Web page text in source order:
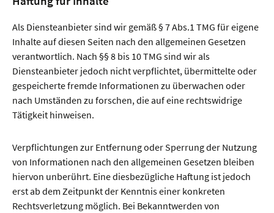
Als Diensteanbieter sind wir gemäß § 7 Abs.1 TMG für eigene
Inhalte auf diesen Seiten nach den allgemeinen Gesetzen
verantwortlich. Nach §§ 8 bis 10 TMG sind wir als
Diensteanbieter jedoch nicht verpflichtet, übermittelte oder
gespeicherte fremde Informationen zu überwachen oder
nach Umständen zu forschen, die auf eine rechtswidrige
Tätigkeit hinweisen.
Verpflichtungen zur Entfernung oder Sperrung der Nutzung
von Informationen nach den allgemeinen Gesetzen bleiben
hiervon unberührt. Eine diesbezügliche Haftung ist jedoch
erst ab dem Zeitpunkt der Kenntnis einer konkreten
Rechtsverletzung möglich. Bei Bekanntwerden von